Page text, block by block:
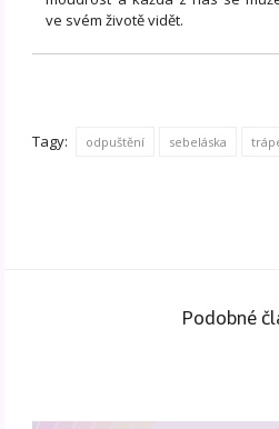
ve svém životě vidět.
Tagy: odpuštění sebeláska
Podobné